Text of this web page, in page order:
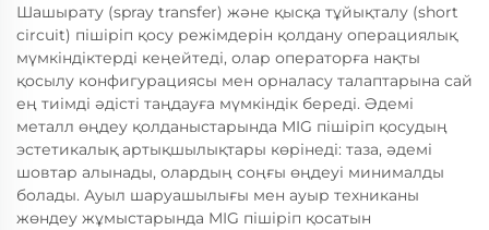
Шашырату (spray transfer) және қысқа тұйықталу (short
circuit) пішіріп қосу режімдерін қолдану операциялық
мүмкіндіктерді кеңейтеді, олар операторға нақты
қосылу конфигурациясы мен орналасу талаптарына сай
ең тиімді әдісті таңдауға мүмкіндік береді. Әдемі
металл өңдеу қолданыстарында MIG пішіріп қосудың
эстетикалық артықшылықтары көрінеді: таза, әдемі
шовтар алынады, олардың соңғы өңдеуі минималды
болады. Ауыл шаруашылығы мен ауыр техниканы
жөндеу жұмыстарында MIG пішіріп қосатын